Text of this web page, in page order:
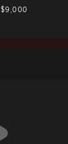
$9,000